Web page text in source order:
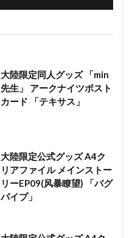
大陸限定同人グッズ 「min
先生」 アークナイツポスト
カード 「テキサス」
大陸限定公式グッズ A4ク
リアファイル メインストー
リーEP09(风暴瞭望) 「バグ
パイプ」